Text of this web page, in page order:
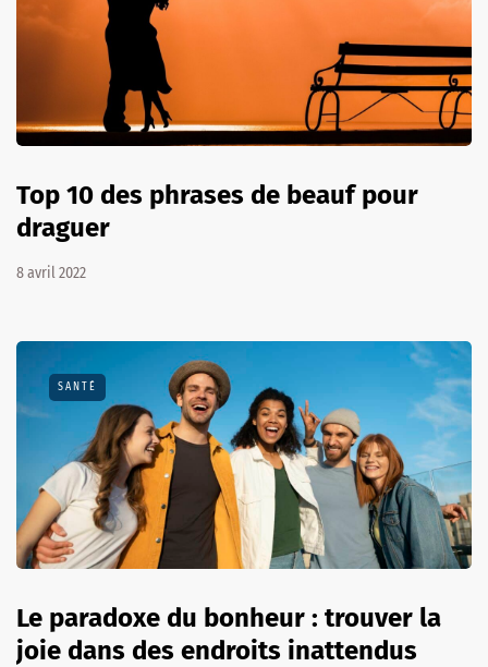
Top 10 des phrases de beauf pour
draguer
8 avril 2022
SANTÉ
Le paradoxe du bonheur : trouver la
joie dans des endroits inattendus